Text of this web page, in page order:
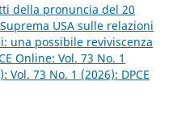
della pronuncia del 20
USA sulle relazioni
una possibile reviviscenza
Online: Vol. 73 No. 1
Vol. 73 No. 1 (2026): DPCE